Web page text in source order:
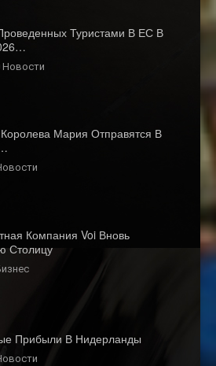
Туристами В ЕС В
Новости
Мария Отправятся В
Компания Voi Вновь
Столицу
Прибыли В Нидерланды